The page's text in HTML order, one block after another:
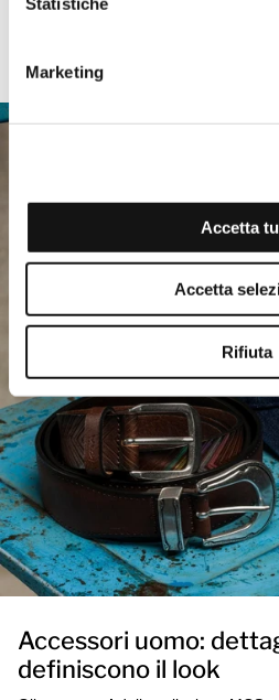
Marketing
Accetta
Accetta
Rifiuta
Accessori uomo:
definiscono il look